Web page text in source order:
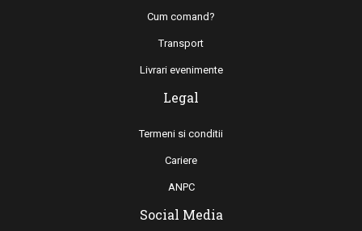
Cum comand?
Transport
Livrari evenimente
Legal
Termeni si conditii
Cariere
ANPC
Social Media